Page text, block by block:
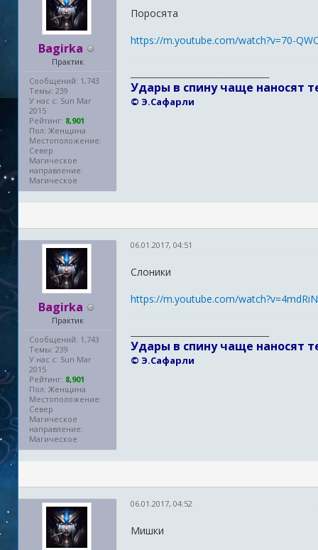
Bagirka
Практик
Сообщений: 1,743
Темы: 239
У нас с: Sun Mar
2015
Рейтинг: 8,901
Пол: Женщина
Местоположение:
Север
Магическое
направление:
Магическое
Поросята
https://m.youtube.com/watch?v=70-
Удары в спину чаще наносят
© Э.Сафарли
Bagirka
Практик
Сообщений: 1,743
Темы: 239
У нас с: Sun Mar
2015
Рейтинг: 8,901
Пол: Женщина
Местоположение:
Север
Магическое
направление:
Магическое
06.01.2017, 04:51
Слоники
https://m.youtube.com/
Удары в спину чаще наносят
© Э.Сафарли
06.01.2017, 04:52
Мишки